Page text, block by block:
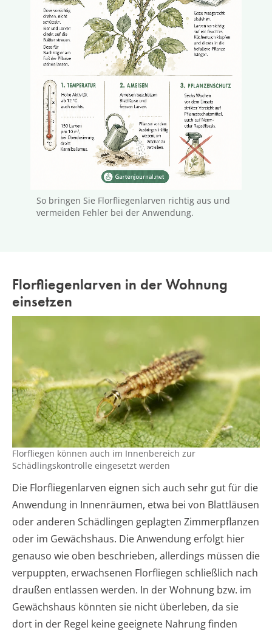
So bringen Sie Florfliegenlarven richtig aus und
vermeiden Fehler bei der Anwendung.
Florfliegenlarven in der Wohnung
einsetzen
Florfliegen können auch im Innenbereich zur
Schädlingskontrolle eingesetzt werden
Die Florfliegenlarven eignen sich auch sehr gut für die
Anwendung in Innenräumen, etwa bei von Blattläusen
oder anderen Schädlingen geplagten Zimmerpflanzen
oder im Gewächshaus. Die Anwendung erfolgt hier
genauso wie oben beschrieben, allerdings müssen die
verpuppten, erwachsenen Florfliegen schließlich nach
draußen entlassen werden. In der Wohnung bzw. im
Gewächshaus könnten sie nicht überleben, da sie
dort in der Regel keine geeignete Nahrung finden